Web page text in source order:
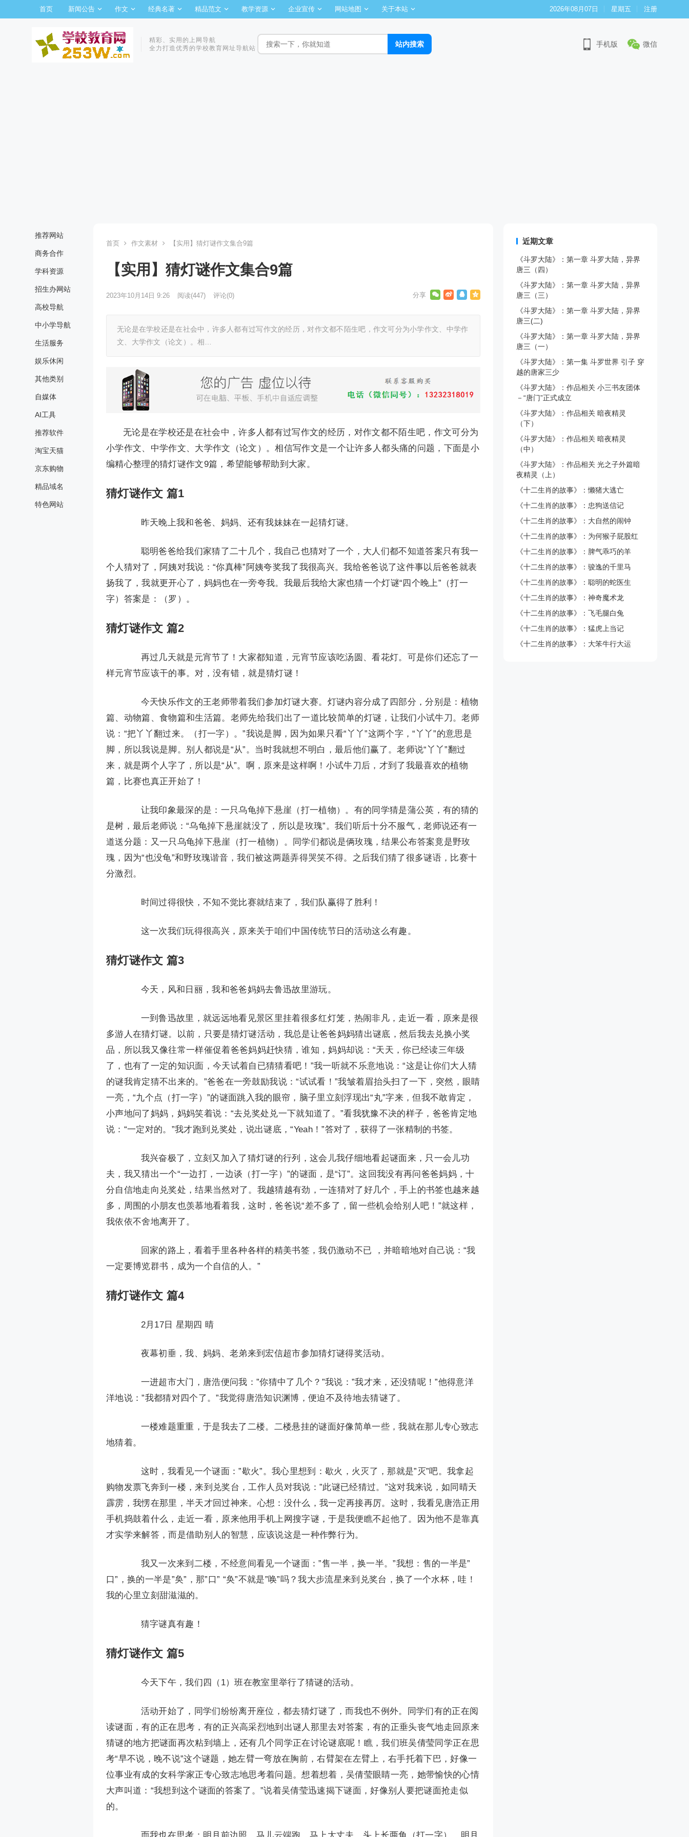
首页 新闻公告 作文 经典名著 精品范文 教学资源 企业宣传 网站地图 关于本站 2026年08月07日 星期五 注册
精彩、实用的上网导航
全力打造优秀的学校教育网址导航站
手机版 微信
推荐网站
商务合作
学科资源
招生办网站
高校导航
中小学导航
生活服务
娱乐休闲
其他类别
自媒体
AI工具
推荐软件
淘宝天猫
京东购物
精品域名
特色网站
首页 作文素材 【实用】猜灯谜作文集合9篇
【实用】猜灯谜作文集合9篇
2023年10月14日 9:26 阅读(447) 评论(0)
无论是在学校还是在社会中，许多人都有过写作文的经历，对作文都不陌生吧，作文可分为小学作文、中学作
文、大学作文（论文）。相…
无论是在学校还是在社会中，许多人都有过写作文的经历，对作文都不陌生吧，作文可分为
小学作文、中学作文、大学作文（论文）。相信写作文是一个让许多人都头痛的问题，下面是小
编精心整理的猜灯谜作文9篇，希望能够帮助到大家。
猜灯谜作文 篇1
昨天晚上我和爸爸、妈妈、还有我妹妹在一起猜灯谜。
聪明爸爸给我们家猜了二十几个，我自己也猜对了一个，大人们都不知道答案只有我一
个人猜对了，阿姨对我说：“你真棒”阿姨夸奖我了我很高兴。我给爸爸说了这件事以后爸爸就表
扬我了，我就更开心了，妈妈也在一旁夸我。我最后我给大家也猜一个灯谜“四个晚上”（打一
字）答案是：（罗）。
猜灯谜作文 篇2
再过几天就是元宵节了！大家都知道，元宵节应该吃汤圆、看花灯。可是你们还忘了一
样元宵节应该干的事。对，没有错，就是猜灯谜！
今天快乐作文的王老师带着我们参加灯谜大赛。灯谜内容分成了四部分，分别是：植物
篇、动物篇、食物篇和生活篇。老师先给我们出了一道比较简单的灯谜，让我们小试牛刀。老师
说：“把丫丫翻过来。（打一字）。”我说是脚，因为如果只看“丫丫”这两个字，“丫丫”的意思是
脚，所以我说是脚。别人都说是“从”。当时我就想不明白，最后他们赢了。老师说“丫丫”翻过
来，就是两个人字了，所以是“从”。啊，原来是这样啊！小试牛刀后，才到了我最喜欢的植物
篇，比赛也真正开始了！
让我印象最深的是：一只乌龟掉下悬崖（打一植物）。有的同学猜是蒲公英，有的猜的
是树，最后老师说：“乌龟掉下悬崖就没了，所以是玫瑰”。我们听后十分不服气，老师说还有一
道送分题：又一只乌龟掉下悬崖（打一植物）。同学们都说是俩玫瑰，结果公布答案竟是野玫
瑰，因为“也没龟”和野玫瑰谐音，我们被这两题弄得哭笑不得。之后我们猜了很多谜语，比赛十
分激烈。
时间过得很快，不知不觉比赛就结束了，我们队赢得了胜利！
这一次我们玩得很高兴，原来关于咱们中国传统节日的活动这么有趣。
猜灯谜作文 篇3
今天，风和日丽，我和爸爸妈妈去鲁迅故里游玩。
一到鲁迅故里，就远远地看见景区里挂着很多红灯笼，热闹非凡，走近一看，原来是很
多游人在猜灯谜。以前，只要是猜灯谜活动，我总是让爸爸妈妈猜出谜底，然后我去兑换小奖
品，所以我又像往常一样催促着爸爸妈妈赶快猜，谁知，妈妈却说：“天天，你已经读三年级
了，也有了一定的知识面，今天试着自已猜猜看吧！”我一听就不乐意地说：“这是让你们大人猜
的谜我肯定猜不出来的。”爸爸在一旁鼓励我说：“试试看！”我皱着眉抬头扫了一下，突然，眼睛
一亮，“九个点（打一字）”的谜面跳入我的眼帘，脑子里立刻浮现出“丸”字来，但我不敢肯定，
小声地问了妈妈，妈妈笑着说：“去兑奖处兑一下就知道了。”看我犹豫不决的样子，爸爸肯定地
说：“一定对的。”我才跑到兑奖处，说出谜底，“Yeah！”答对了，获得了一张精制的书签。
我兴奋极了，立刻又加入了猜灯谜的行列，这会儿我仔细地看起谜面来，只一会儿功
夫，我又猜出一个“一边打，一边谈（打一字）”的谜面，是“订”。这回我没有再问爸爸妈妈，十
分自信地走向兑奖处，结果当然对了。我越猜越有劲，一连猜对了好几个，手上的书签也越来越
多，周围的小朋友也羡慕地看着我，这时，爸爸说“差不多了，留一些机会给别人吧！”就这样，
我依依不舍地离开了。
回家的路上，看着手里各种各样的精美书签，我仍激动不已 ，并暗暗地对自己说：“我
一定要博览群书，成为一个自信的人。”
猜灯谜作文 篇4
2月17日 星期四 晴
夜幕初垂，我、妈妈、老弟来到宏信超市参加猜灯谜得奖活动。
一进超市大门，唐浩便问我：”你猜中了几个？”我说：”我才来，还没猜呢！”他得意洋
洋地说：”我都猜对四个了。”我觉得唐浩知识渊博，便迫不及待地去猜谜了。
一楼难题重重，于是我去了二楼。二楼悬挂的谜面好像简单一些，我就在那儿专心致志
地猜着。
这时，我看见一个谜面：”歇火”。我心里想到：歇火，火灭了，那就是”灭”吧。我拿起
购物发票飞奔到一楼，来到兑奖台，工作人员对我说：”此谜已经猜过。”这对我来说，如同晴天
霹雳，我愣在那里，半天才回过神来。心想：没什么，我一定再接再厉。这时，我看见唐浩正用
手机捣鼓着什么，走近一看，原来他用手机上网搜字谜，于是我便瞧不起他了。因为他不是靠真
才实学来解答，而是借助别人的智慧，应该说这是一种作弊行为。
我又一次来到二楼，不经意间看见一个谜面：”售一半，换一半。”我想：售的一半是”
口”，换的一半是”奂”，那”口” “奂”不就是”唤”吗？我大步流星来到兑奖台，换了一个水杯，哇！
我的心里立刻甜滋滋的。
猜字谜真有趣！
猜灯谜作文 篇5
今天下午，我们四（1）班在教室里举行了猜谜的活动。
活动开始了，同学们纷纷离开座位，都去猜灯谜了，而我也不例外。同学们有的正在阅
读谜面，有的正在思考，有的正兴高采烈地到出谜人那里去对答案，有的正垂头丧气地走回原来
猜谜的地方把谜面再次粘到墙上，还有几个同学正在讨论谜底呢！瞧，我们班吴倩莹同学正在思
考“早不说，晚不说”这个谜题，她左臂一弯放在胸前，右臂架在左臂上，右手托着下巴，好像一
位事业有成的女科学家正专心致志地思考着问题。想着想着，吴倩莹眼睛一亮，她带愉快的心情
大声叫道：“我想到这个谜面的答案了。”说着吴倩莹迅速揭下谜面，好像别人要把谜面抢走似
的。
而我也在思考：明月前边照，马儿云端跑，马上大丈夫，头上长两角（打一字）。明月
近期文章
《斗罗大陆》：第一章 斗罗大陆，异界
唐三（四）
《斗罗大陆》：第一章 斗罗大陆，异界
唐三（三）
《斗罗大陆》：第一章 斗罗大陆，异界
唐三(二)
《斗罗大陆》：第一章 斗罗大陆，异界
唐三（一）
《斗罗大陆》：第一集 斗罗世界 引子 穿
越的唐家三少
《斗罗大陆》：作品相关 小三书友团体
－“唐门”正式成立
《斗罗大陆》：作品相关 暗夜精灵
（下）
《斗罗大陆》：作品相关 暗夜精灵
（中）
《斗罗大陆》：作品相关 光之子外篇暗
夜精灵（上）
《十二生肖的故事》：懒猪大逃亡
《十二生肖的故事》：忠狗送信记
《十二生肖的故事》：大自然的闹钟
《十二生肖的故事》：为何猴子屁股红
《十二生肖的故事》：脾气乖巧的羊
《十二生肖的故事》：骏逸的千里马
《十二生肖的故事》：聪明的蛇医生
《十二生肖的故事》：神奇魔术龙
《十二生肖的故事》：飞毛腿白兔
《十二生肖的故事》：猛虎上当记
《十二生肖的故事》：大笨牛行大运